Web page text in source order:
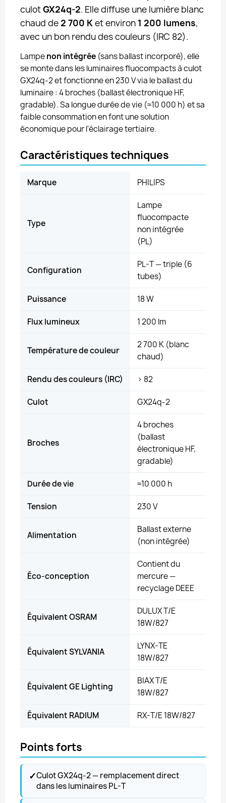
culotGX24q-2. Elle diffuse une lumière blanc
chaud de 2 700 Ket environ 1 200 lumens,
avec un bon rendu des couleurs (IRC 82).
Lampenon intégrée (sans ballast incorporé), elle
se monte dans les luminaires fluocompacts à culot
GX24q-2 et fonctionne en 230 V via le ballast du
luminaire : 4 broches (ballast électronique HF,
gradable). Sa longue durée de vie (≈10 000 h) et sa
faible consommation en font une solution
économique pour l'éclairage tertiaire.
Caractéristiques techniques
Marque PHILIPS
Type
Lampe
fluocompacte
non intégrée
(PL)
Configuration
PL-T — triple (6
tubes)
Puissance 18 W
Flux lumineux 1 200 lm
Température de couleur
2 700 K (blanc
chaud)
Rendu des couleurs (IRC) > 82
Culot GX24q-2
Broches
4 broches
(ballast
électronique HF,
gradable)
Durée de vie ≈10 000 h
Tension 230 V
Alimentation
Ballast externe
(non intégrée)
Éco-conception
Contient du
mercure —
recyclage DEEE
Équivalent OSRAM
DULUX T/E
18W/827
Équivalent SYLVANIA
LYNX-TE
18W/827
Équivalent GE Lighting
BIAX T/E
18W/827
Équivalent RADIUM RX-T/E 18W/827
Points forts
✓Culot GX24q-2 — remplacement direct
dans les luminaires PL-T